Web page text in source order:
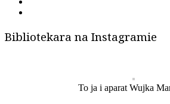
Bibliotekara na Instagramie
To ja i aparat Wujka